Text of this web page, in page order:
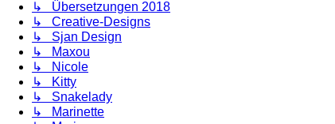
↳ Übersetzungen 2018
↳ Creative-Designs
↳ Sjan Design
↳ Maxou
↳ Nicole
↳ Kitty
↳ Snakelady
↳ Marinette